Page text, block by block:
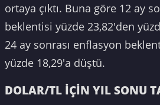
ortaya çıktı. Buna göre 12 ay
beklentisi yüzde 23,82'den
24 ay sonrası enflasyon
yüzde 18,29'a düştü.
DOLAR/TL İÇİN YIL SONU